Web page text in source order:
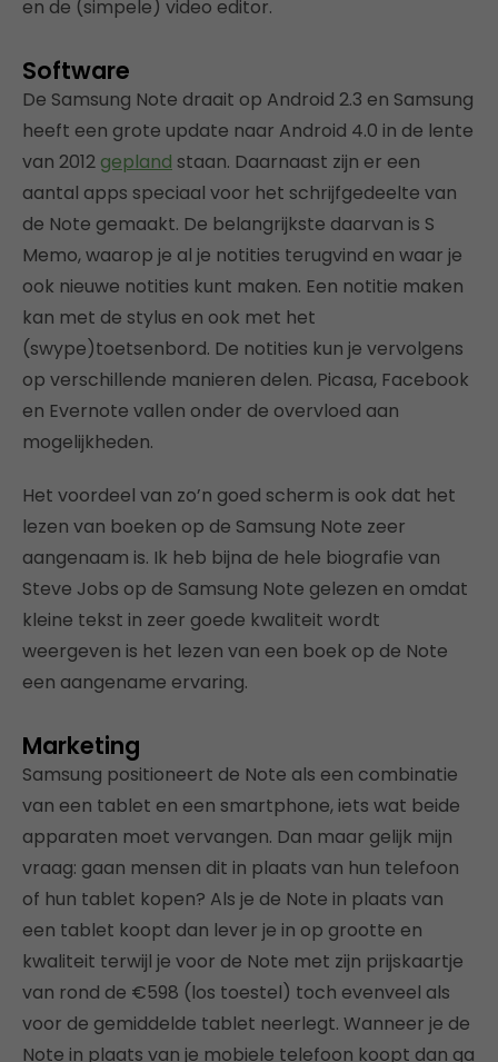
en de (simpele) video editor.
Software
De Samsung Note draait op Android 2.3 en Samsung
heeft een grote update naar Android 4.0 in de lente
van 2012 gepland staan. Daarnaast zijn er een
aantal apps speciaal voor het schrijfgedeelte van
de Note gemaakt. De belangrijkste daarvan is S
Memo, waarop je al je notities terugvind en waar je
ook nieuwe notities kunt maken. Een notitie maken
kan met de stylus en ook met het
(swype)toetsenbord. De notities kun je vervolgens
op verschillende manieren delen. Picasa, Facebook
en Evernote vallen onder de overvloed aan
mogelijkheden.
Het voordeel van zo’n goed scherm is ook dat het
lezen van boeken op de Samsung Note zeer
aangenaam is. Ik heb bijna de hele biografie van
Steve Jobs op de Samsung Note gelezen en omdat
kleine tekst in zeer goede kwaliteit wordt
weergeven is het lezen van een boek op de Note
een aangename ervaring.
Marketing
Samsung positioneert de Note als een combinatie
van een tablet en een smartphone, iets wat beide
apparaten moet vervangen. Dan maar gelijk mijn
vraag: gaan mensen dit in plaats van hun telefoon
of hun tablet kopen? Als je de Note in plaats van
een tablet koopt dan lever je in op grootte en
kwaliteit terwijl je voor de Note met zijn prijskaartje
van rond de €598 (los toestel) toch evenveel als
voor de gemiddelde tablet neerlegt. Wanneer je de
Note in plaats van je mobiele telefoon koopt dan ga